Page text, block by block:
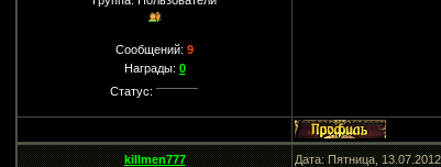
Сообщений:9
Награды: 0
Статус:
killmen777 Дата: Пятница,